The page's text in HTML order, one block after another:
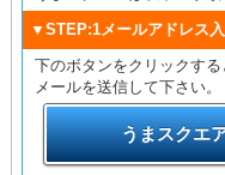
▼STEP:1メールアドレス
下のボタンをクリックす
メールを送信して下さい。
うまスクエ